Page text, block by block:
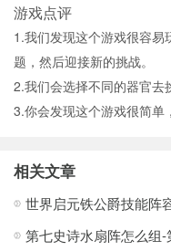
游戏点评
1.我们发现这个游戏很容
题，然后迎接新的挑战。
2.我们会选择不同的器官去
3.你会发现这个游戏很简单
相关文章
第七史诗水扇阵怎么组